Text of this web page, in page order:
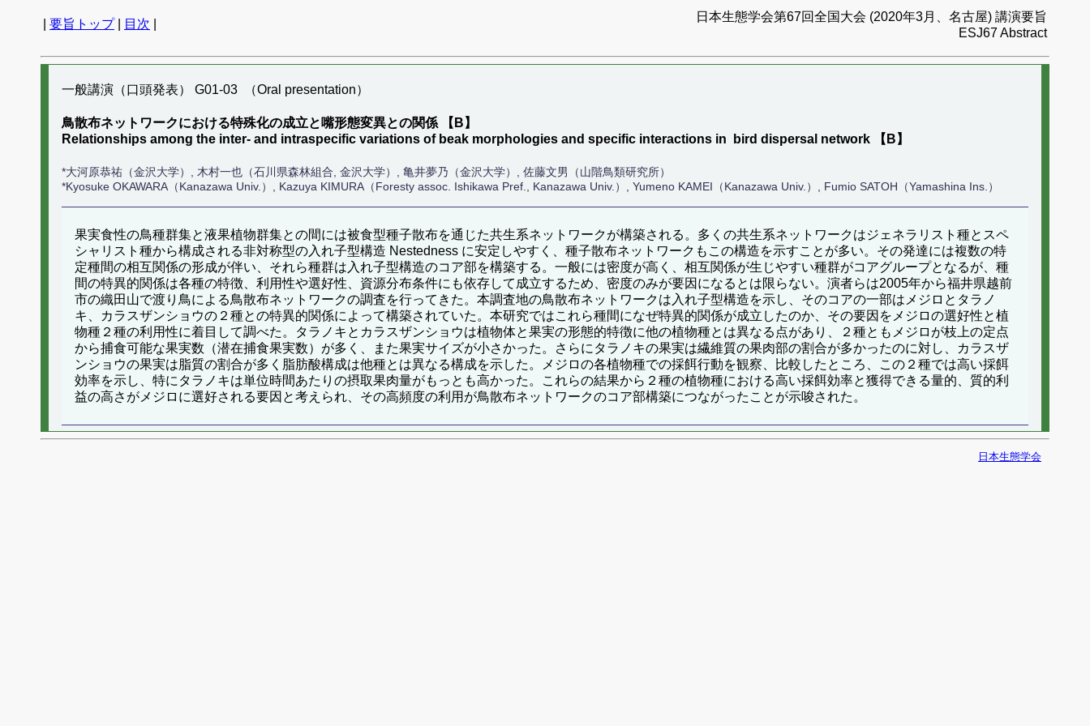
要旨トップ| 目次
日本生態学会第67回全国大会 (2020年3月、名古屋) 講演要旨
ESJ67 Abstract
一般講演（口頭発表） G01-03 （Oral presentation）
鳥散布ネットワークにおける特殊化の成立と嘴形態変異との関係 【B】
Relationships among the inter- and intraspecific variations of beak morphologies and specific interactions in bird dispersal network 【B】
*大河原恭祐（金沢大学）, 木村一也（石川県森林組合, 金沢大学）, 亀井夢乃（金沢大学）, 佐藤文男（山階鳥類研究所）
*Kyosuke OKAWARA（Kanazawa Univ.）, Kazuya KIMURA（Foresty assoc. Ishikawa Pref., Kanazawa Univ.）, Yumeno KAMEI（Kanazawa Univ.）, Fumio SATOH（Yamashina Ins.）
果実食性の鳥種群集と液果植物群集との間には被食型種子散布を通じた共生系ネットワークが構築される。多くの共生系ネットワークはジェネラリスト種とスペ
シャリスト種から構成される非対称型の入れ子型構造 Nestedness に安定しやすく、種子散布ネットワークもこの構造を示すことが多い。その発達には複数の特
定種間の相互関係の形成が伴い、それら種群は入れ子型構造のコア部を構築する。一般には密度が高く、相互関係が生じやすい種群がコアグループとなるが、種
間の特異的関係は各種の特徴、利用性や選好性、資源分布条件にも依存して成立するため、密度のみが要因になるとは限らない。演者らは2005年から福井県越前
市の織田山で渡り鳥による鳥散布ネットワークの調査を行ってきた。本調査地の鳥散布ネットワークは入れ子型構造を示し、そのコアの一部はメジロとタラノ
キ、カラスザンショウの２種との特異的関係によって構築されていた。本研究ではこれら種間になぜ特異的関係が成立したのか、その要因をメジロの選好性と植
物種２種の利用性に着目して調べた。タラノキとカラスザンショウは植物体と果実の形態的特徴に他の植物種とは異なる点があり、２種ともメジロが枝上の定点
から捕食可能な果実数（潜在捕食果実数）が多く、また果実サイズが小さかった。さらにタラノキの果実は繊維質の果肉部の割合が多かったのに対し、カラスザ
ンショウの果実は脂質の割合が多く脂肪酸構成は他種とは異なる構成を示した。メジロの各植物種での採餌行動を観察、比較したところ、この２種では高い採餌
効率を示し、特にタラノキは単位時間あたりの摂取果肉量がもっとも高かった。これらの結果から２種の植物種における高い採餌効率と獲得できる量的、質的利
益の高さがメジロに選好される要因と考えられ、その高頻度の利用が鳥散布ネットワークのコア部構築につながったことが示唆された。
日本生態学会